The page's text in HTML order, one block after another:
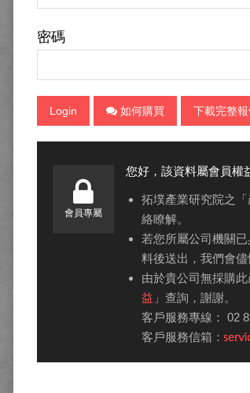
密碼
Login 如何購買 下載完整
會員專屬
您好，該資料屬會員權
拓墣產業研究院之
絡瞭解。
若您所屬公司機關
料後送出，我們會
由於貴公司無採購
益 」查詢，謝謝。
客戶服務專線： 02
客戶服務信箱：